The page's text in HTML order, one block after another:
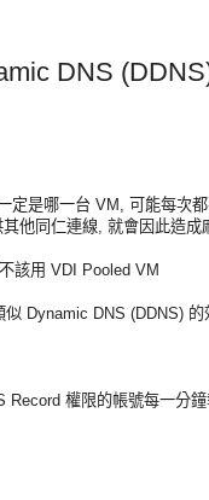
DNS
定是哪一台 VM, 可能每次
他同仁連線, 就會因此造成
該用 VDI Pooled VM
Dynamic DNS (DDNS) 的
Record 權限的帳號每一分